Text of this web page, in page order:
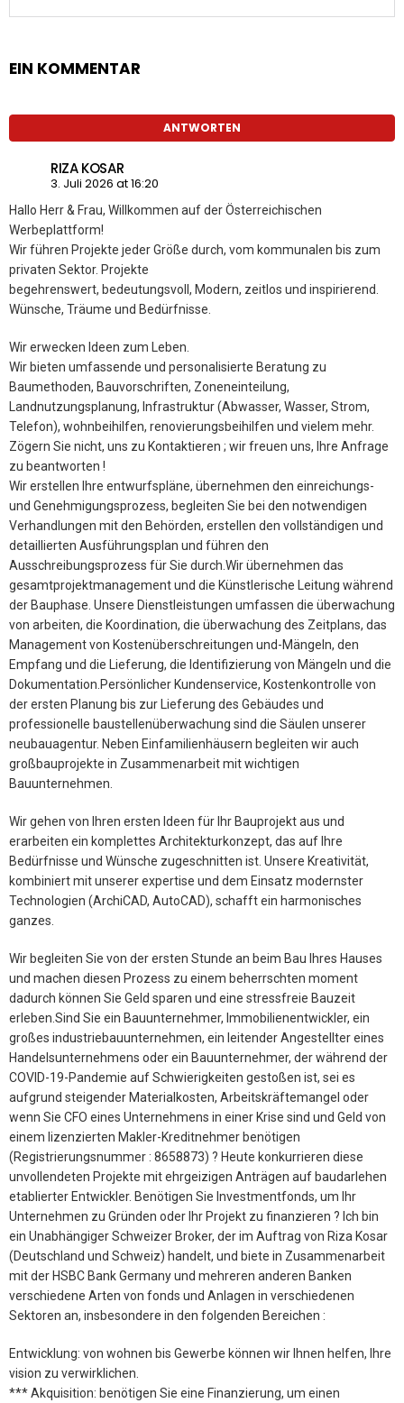
EIN KOMMENTAR
ANTWORTEN
RIZA KOSAR
3. Juli 2026 at 16:20
Hallo Herr & Frau, Willkommen auf der Österreichischen
Werbeplattform!
Wir führen Projekte jeder Größe durch, vom kommunalen bis zum
privaten Sektor. Projekte
begehrenswert, bedeutungsvoll, Modern, zeitlos und inspirierend.
Wünsche, Träume und Bedürfnisse.
Wir erwecken Ideen zum Leben.
Wir bieten umfassende und personalisierte Beratung zu
Baumethoden, Bauvorschriften, Zoneneinteilung,
Landnutzungsplanung, Infrastruktur (Abwasser, Wasser, Strom,
Telefon), wohnbeihilfen, renovierungsbeihilfen und vielem mehr.
Zögern Sie nicht, uns zu Kontaktieren ; wir freuen uns, Ihre Anfrage
zu beantworten !
Wir erstellen Ihre entwurfspläne, übernehmen den einreichungs-
und Genehmigungsprozess, begleiten Sie bei den notwendigen
Verhandlungen mit den Behörden, erstellen den vollständigen und
detaillierten Ausführungsplan und führen den
Ausschreibungsprozess für Sie durch.Wir übernehmen das
gesamtprojektmanagement und die Künstlerische Leitung während
der Bauphase. Unsere Dienstleistungen umfassen die überwachung
von arbeiten, die Koordination, die überwachung des Zeitplans, das
Management von Kostenüberschreitungen und-Mängeln, den
Empfang und die Lieferung, die Identifizierung von Mängeln und die
Dokumentation.Persönlicher Kundenservice, Kostenkontrolle von
der ersten Planung bis zur Lieferung des Gebäudes und
professionelle baustellenüberwachung sind die Säulen unserer
neubauagentur. Neben Einfamilienhäusern begleiten wir auch
großbauprojekte in Zusammenarbeit mit wichtigen
Bauunternehmen.
Wir gehen von Ihren ersten Ideen für Ihr Bauprojekt aus und
erarbeiten ein komplettes Architekturkonzept, das auf Ihre
Bedürfnisse und Wünsche zugeschnitten ist. Unsere Kreativität,
kombiniert mit unserer expertise und dem Einsatz modernster
Technologien (ArchiCAD, AutoCAD), schafft ein harmonisches
ganzes.
Wir begleiten Sie von der ersten Stunde an beim Bau Ihres Hauses
und machen diesen Prozess zu einem beherrschten moment
dadurch können Sie Geld sparen und eine stressfreie Bauzeit
erleben.Sind Sie ein Bauunternehmer, Immobilienentwickler, ein
großes industriebauunternehmen, ein leitender Angestellter eines
Handelsunternehmens oder ein Bauunternehmer, der während der
COVID-19-Pandemie auf Schwierigkeiten gestoßen ist, sei es
aufgrund steigender Materialkosten, Arbeitskräftemangel oder
wenn Sie CFO eines Unternehmens in einer Krise sind und Geld von
einem lizenzierten Makler-Kreditnehmer benötigen
(Registrierungsnummer : 8658873) ? Heute konkurrieren diese
unvollendeten Projekte mit ehrgeizigen Anträgen auf baudarlehen
etablierter Entwickler. Benötigen Sie Investmentfonds, um Ihr
Unternehmen zu Gründen oder Ihr Projekt zu finanzieren ? Ich bin
ein Unabhängiger Schweizer Broker, der im Auftrag von Riza Kosar
(Deutschland und Schweiz) handelt, und biete in Zusammenarbeit
mit der HSBC Bank Germany und mehreren anderen Banken
verschiedene Arten von fonds und Anlagen in verschiedenen
Sektoren an, insbesondere in den folgenden Bereichen :
Entwicklung: von wohnen bis Gewerbe können wir Ihnen helfen, Ihre
vision zu verwirklichen.
*** Akquisition: benötigen Sie eine Finanzierung, um einen